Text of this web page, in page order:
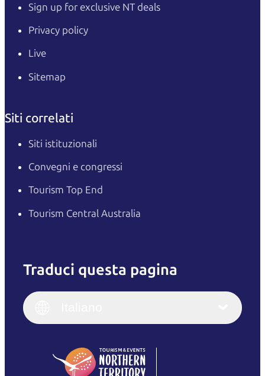
Sign up for exclusive NT deals
Privacy policy
Live
Sitemap
Siti correlati
Siti istituzionali
Convegni e congressi
Tourism Top End
Tourism Central Australia
Traduci questa pagina
English
(Singapore)
Italiano